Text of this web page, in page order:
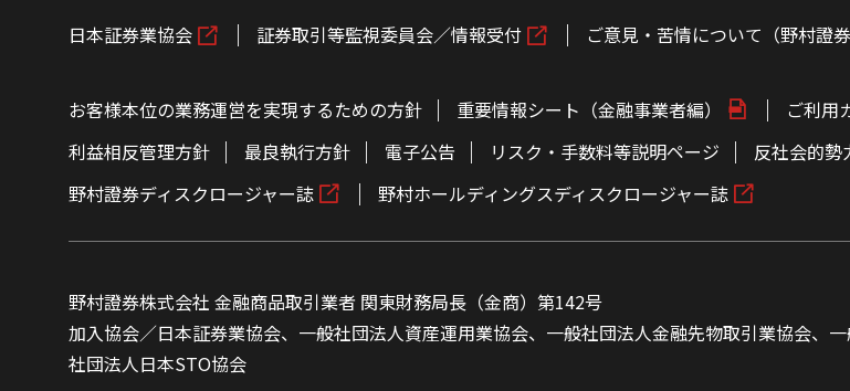
日本証券業協会 証券取引等監視委員会／情報受付 ご意見・苦情について（野村證券
お客様本位の業務運営を実現するための方針 重要情報シート（金融事業者編） ご利用
利益相反管理方針
最良執行方針 電子公告 リスク・手数料等説明ページ 反社会的勢
野村證券ディスクロージャー誌
野村ホールディングスディスクロージャー誌
野村證券株式会社 金融商品取引業者 関東財務局長（金商）第142号
加入協会／日本証券業協会、一般社団法人資産運用業協会、一般社団法人金融先物取引業協会、
社団法人日本STO協会